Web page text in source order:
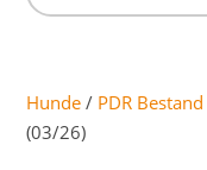
Hunde / PDR Bestand
(03/26)